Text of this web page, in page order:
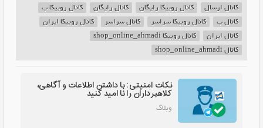
کانال ارسال
کانال روبیکا رایگان کانال رایگان
کانال روبیکا ب
کانال ب
کانال روبیکا سراسر کانال سراسر
کانال روبیکا ایران
کانال ایران
کانال روبیکا shop_online_ahmadi
کانال shop_online_ahmadi
نکات امنیتی: با داشتن اطلاعات و آگاهی،
کلاهبرداران را نا امید کنید
وبلاگ